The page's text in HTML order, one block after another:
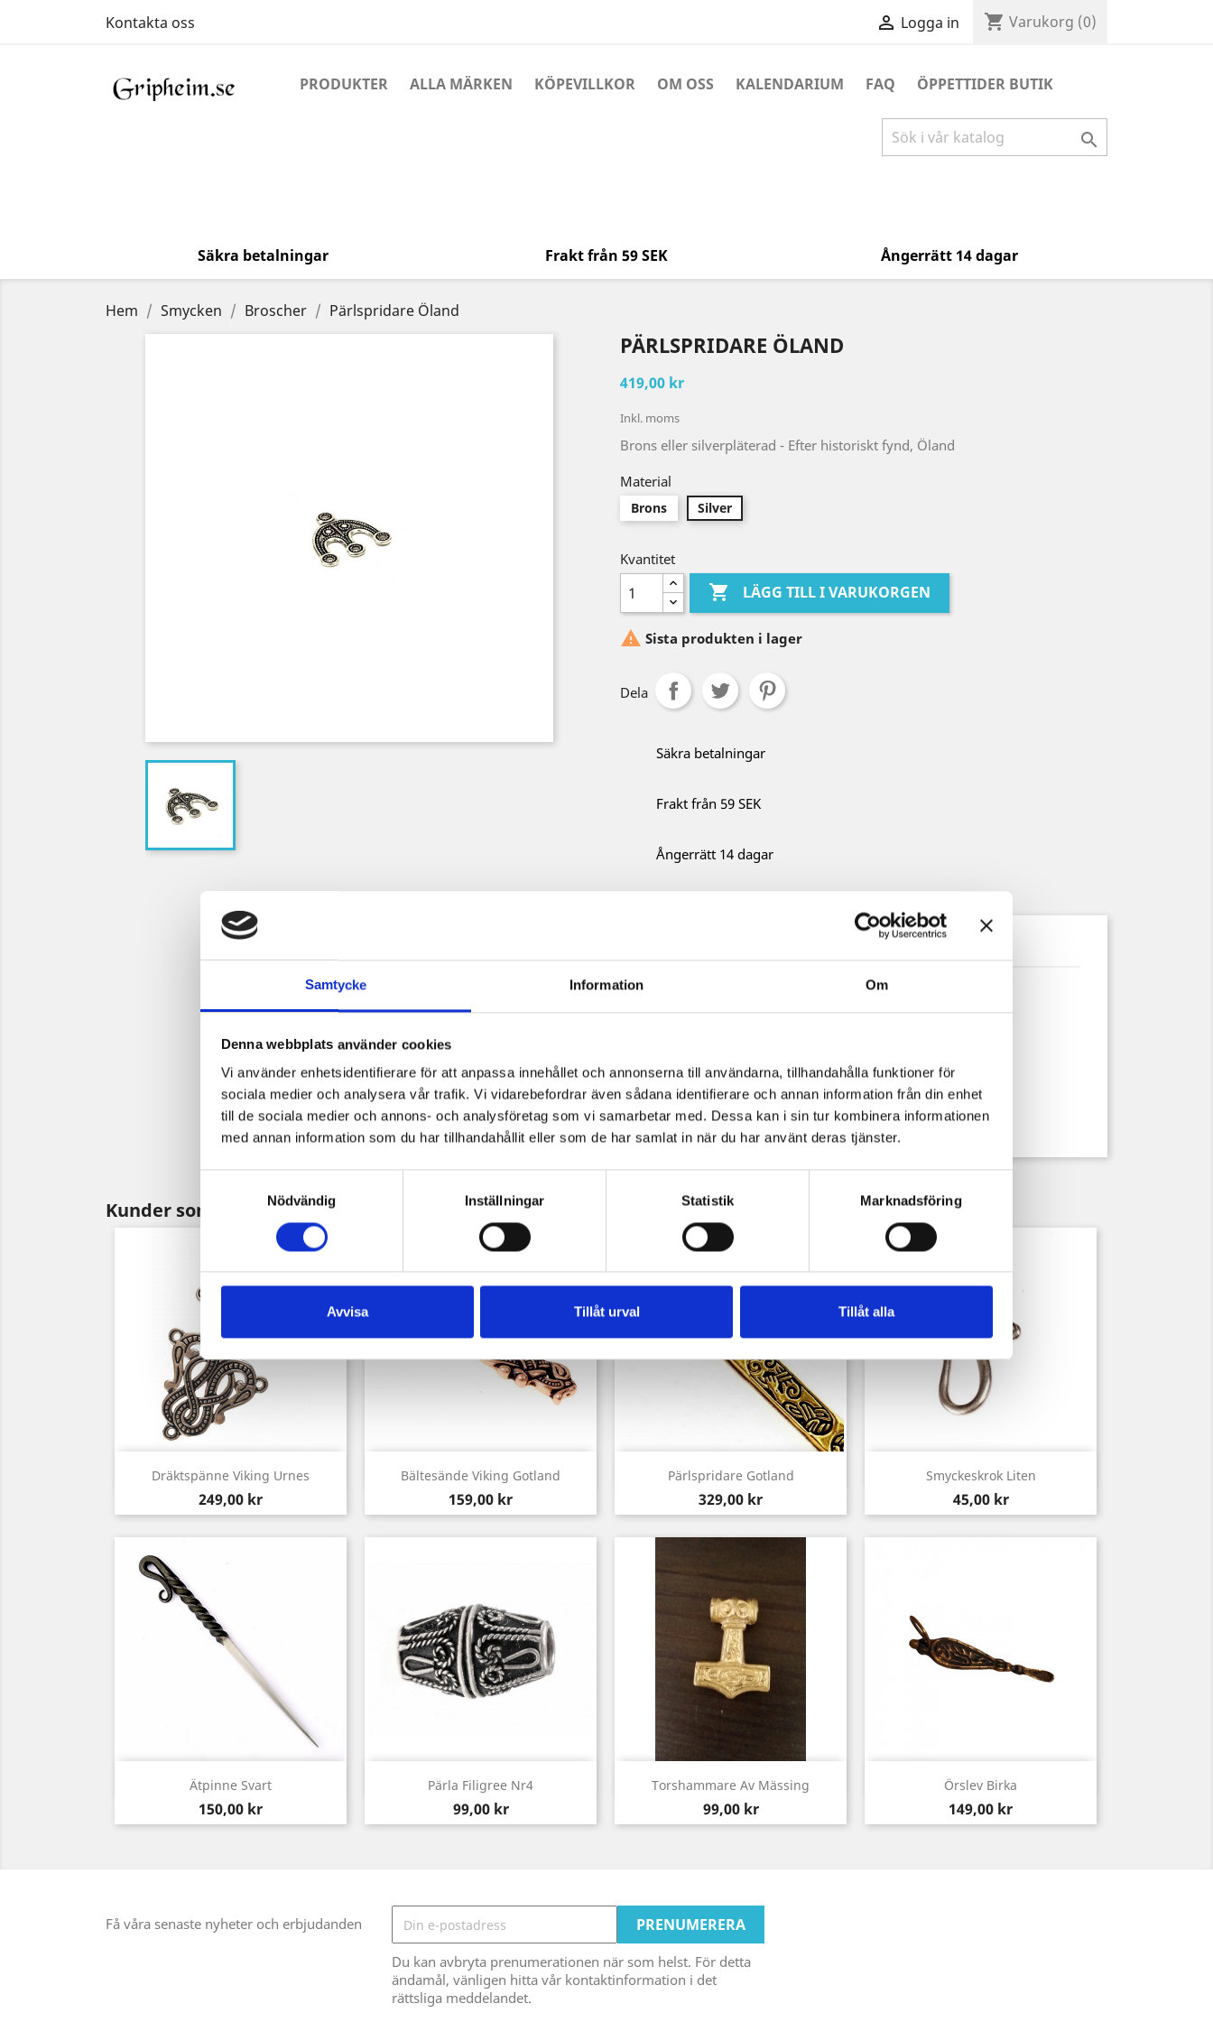
Samtycke Information Om
Denna webbplats använder cookies
Vi använder enhetsidentifierare för att anpassa innehållet och annonserna till användarna, tillhandahålla funktioner för
sociala medier och analysera vår trafik. Vi vidarebefordrar även sådana identifierare och annan information från din enhet
till de sociala medier och annons- och analysföretag som vi samarbetar med. Dessa kan i sin tur kombinera informationen
med annan information som du har tillhandahållit eller som de har samlat in när du har använt deras tjänster.
Nödvändig
Inställningar Statistik Marknadsföring
Avvisa Tillåt urval Tillåt alla
Kontakta oss  Logga in shopping_cart Varukorg (0)
PRODUKTER ALLA MÄRKEN KÖPEVILLKOR OM OSS KALENDARIUM FAQ ÖPPETTIDER BUTIK

Säkra betalningar Frakt från 59 SEK Ångerrätt 14 dagar
Hem Smycken Broscher Pärlspridare Öland
PÄRLSPRIDARE ÖLAND
419,00 kr
Inkl. moms
Brons eller silverpläterad - Efter historiskt fynd, Öland
Material
Brons Silver
Kvantitet
 LÄGG TILL I VARUKORGEN
 Sista produkten i lager
Dela
Säkra betalningar
Frakt från 59 SEK
Ångerrätt 14 dagar
Baserat på ett historiskt original efter fynd på Öland.
Säljs i par.
Kunder som köpt denna produkt köpte också:
Dräktspänne Viking Urnes
Pris
249,00 kr
Snabbvy Bältesände Viking Gotland
Pris
159,00 kr
Snabbvy Pärlspridare Gotland
Pris
329,00 kr
Snabbvy Smyckeskrok Liten
Pris
45,00 kr
Snabbvy
Ätpinne Svart
Pris
150,00 kr
Snabbvy Pärla Filigree Nr4
Pris
99,00 kr
 Snabbvy Torshammare Av Mässing
Pris
99,00 kr
Snabbvy Örslev Birka
Pris
149,00 kr
Snabbvy
Få våra senaste nyheter och erbjudanden
Du kan avbryta prenumerationen när som helst. För detta
ändamål, vänligen hitta vår kontaktinformation i det
rättsliga meddelandet.